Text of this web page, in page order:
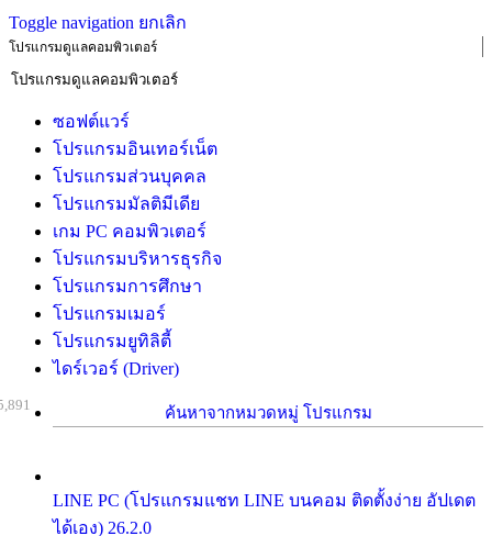
Toggle navigation ยกเลิก
โปรแกรมดูแลคอมพิวเตอร์
ซอฟต์แวร์
โปรแกรมอินเทอร์เน็ต
โปรแกรมส่วนบุคคล
โปรแกรมมัลติมีเดีย
เกม PC คอมพิวเตอร์
โปรแกรมบริหารธุรกิจ
โปรแกรมการศึกษา
โปรแกรมเมอร์
โปรแกรมยูทิลิตี้
ไดร์เวอร์ (Driver)
ค้นหาจากหมวดหมู่ โปรแกรม
LINE PC (โปรแกรมแชท LINE บนคอม ติดตั้งง่าย อัปเดต
ได้เอง) 26.2.0